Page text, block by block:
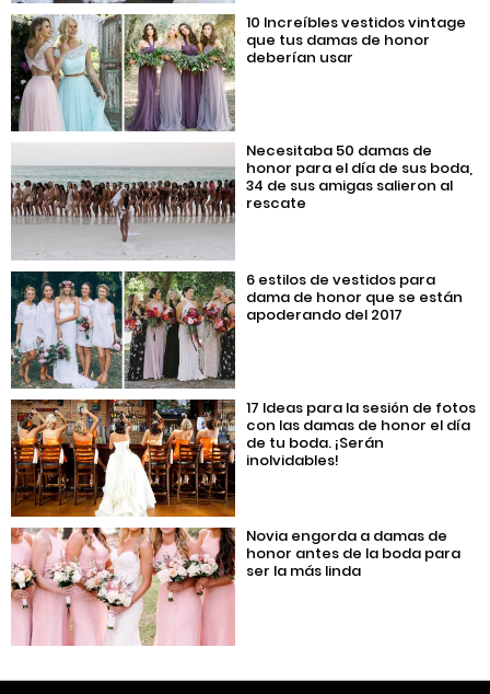
10 Increíbles vestidos vintage
que tus damas de honor
deberían usar
Necesitaba 50 damas de
honor para el día de sus boda,
34 de sus amigas salieron al
rescate
6 estilos de vestidos para
dama de honor que se están
apoderando del 2017
17 Ideas para la sesión de fotos
con las damas de honor el día
de tu boda. ¡Serán
inolvidables!
Novia engorda a damas de
honor antes de la boda para
ser la más linda